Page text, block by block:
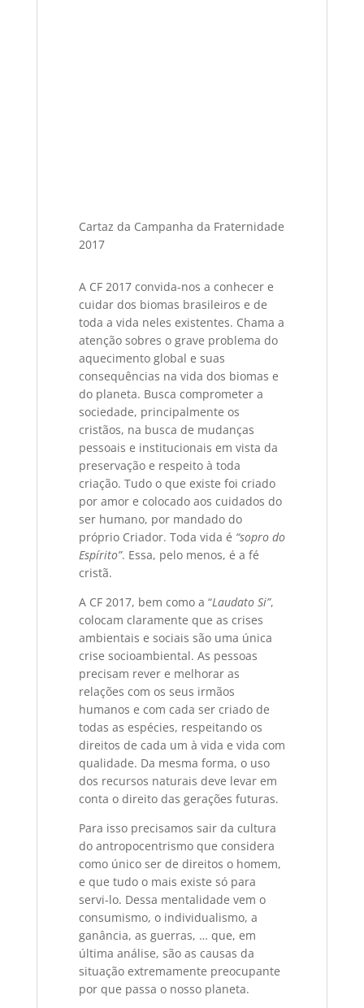
Cartaz da Campanha da Fraternidade
2017
A CF 2017 convida-nos a conhecer e
cuidar dos biomas brasileiros e de
toda a vida neles existentes. Chama a
atenção sobres o grave problema do
aquecimento global e suas
consequências na vida dos biomas e
do planeta. Busca comprometer a
sociedade, principalmente os
cristãos, na busca de mudanças
pessoais e institucionais em vista da
preservação e respeito à toda
criação. Tudo o que existe foi criado
por amor e colocado aos cuidados do
ser humano, por mandado do
próprio Criador. Toda vida é “sopro do
Espírito”. Essa, pelo menos, é a fé
cristã.
A CF 2017, bem como a “Laudato Si”,
colocam claramente que as crises
ambientais e sociais são uma única
crise socioambiental. As pessoas
precisam rever e melhorar as
relações com os seus irmãos
humanos e com cada ser criado de
todas as espécies, respeitando os
direitos de cada um à vida e vida com
qualidade. Da mesma forma, o uso
dos recursos naturais deve levar em
conta o direito das gerações futuras.
Para isso precisamos sair da cultura
do antropocentrismo que considera
como único ser de direitos o homem,
e que tudo o mais existe só para
servi-lo. Dessa mentalidade vem o
consumismo, o individualismo, a
ganância, as guerras, … que, em
última análise, são as causas da
situação extremamente preocupante
por que passa o nosso planeta.